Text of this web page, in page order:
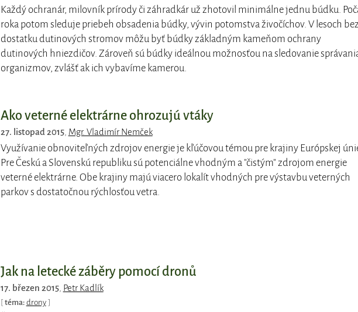
Každý ochranár, milovník prírody či záhradkár už zhotovil minimálne jednu búdku.
roka potom sleduje priebeh obsadenia búdky, vývin potomstva živočíchov. V lesoch bez
dostatku dutinových stromov môžu byť búdky základným kameňom ochrany
dutinových hniezdičov. Zároveň sú búdky ideálnou možnosťou na sledovanie
organizmov, zvlášť ak ich vybavíme kamerou.
Ako veterné elektrárne ohrozujú vtáky
27. listopad 2015, Mgr. Vladimír Nemček
Využívanie obnoviteľných zdrojov energie je kľúčovou témou pre krajiny Európskej
Pre Českú a Slovenskú republiku sú potenciálne vhodným a "čistým" zdrojom energie
veterné elektrárne. Obe krajiny majú viacero lokalít vhodných pre výstavbu veterných
parkov s dostatočnou rýchlosťou vetra.
Jak na letecké záběry pomocí dronů
17. březen 2015, Petr Kadlík
[ téma: drony]